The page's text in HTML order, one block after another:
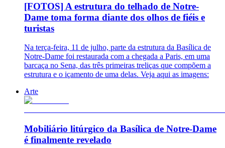
[FOTOS] A estrutura do telhado de Notre-
Dame toma forma diante dos olhos de fiéis e
turistas
Na terça-feira, 11 de julho, parte da estrutura da Basílica de
Notre-Dame foi restaurada com a chegada a Paris, em uma
barcaça no Sena, das três primeiras treliças que compõem a
estrutura e o içamento de uma delas. Veja aqui as imagens:
Arte
Mobiliário litúrgico da Basílica de Notre-Dame
é finalmente revelado